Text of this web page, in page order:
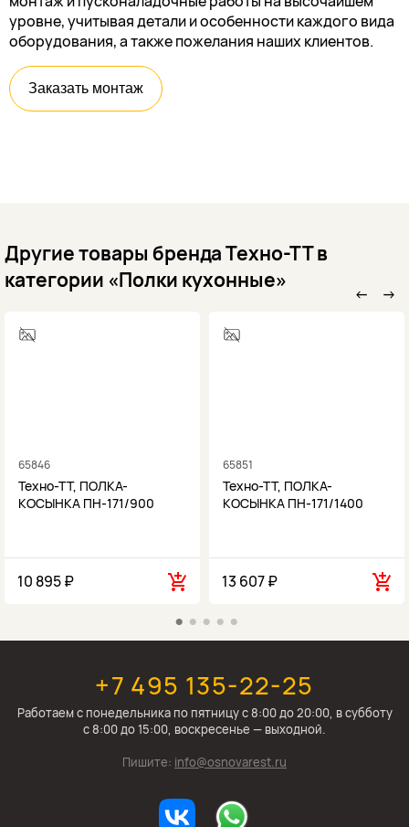
уровне, учитывая детали и особенности каждого вида
оборудования, а также пожелания наших клиентов.
Заказать монтаж
Другие товары бренда Техно-ТТ в
категории «Полки кухонные»
←
65846
Техно-ТТ, ПОЛКА-
КОСЫНКА ПН-171/900
10 895 ₽
65851
Техно-ТТ, ПОЛКА-
КОСЫНКА ПН-171/1400
13 607 ₽
→
+7 495 135-22-25
Работаем c понедельника по пятницу с 8:00 до 20:00, в субботу
с 8:00 до 15:00, воскресенье — выходной.
Пишите: info@osnovarest.ru